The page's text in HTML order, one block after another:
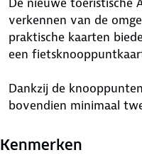
verkennen van de
praktische kaarten
een
Dankzij de
bovendien minimaal
schuiven.
Kenmerken